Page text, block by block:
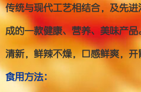
传统与现代工艺相结合，及先
成的一款健康、营养、美味产品
清新，鲜辣不燥，口感鲜爽，
食用方法: